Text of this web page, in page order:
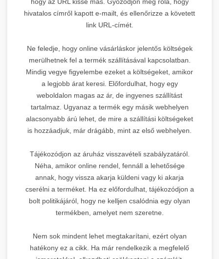
hivatalos címről kapott e-mailt, és ellenőrizze a követett
link URL-címét.
Ne feledje, hogy online vásárláskor jelentős költségek
merülhetnek fel a termék szállításával kapcsolatban.
Mindig vegye figyelembe ezeket a költségeket, amikor
a legjobb árat keresi. Előfordulhat, hogy egy
weboldalon magas az ár, de ingyenes szállítást
tartalmaz. Ugyanaz a termék egy másik webhelyen
alacsonyabb árú lehet, de mire a szállítási költségeket
is hozzáadjuk, már drágább, mint az első webhelyen.
Tájékozódjon az áruház visszavételi szabályzatáról.
Néha, amikor online rendel, fennáll a lehetősége
annak, hogy vissza akarja küldeni vagy ki akarja
cserélni a terméket. Ha ez előfordulhat, tájékozódjon a
bolt politikájáról, hogy ne kelljen csalódnia egy olyan
termékben, amelyet nem szeretne.
Nem sok mindent lehet megtakarítani, ezért olyan
hatékony ez a cikk. Ha már rendelkezik a megfelelő